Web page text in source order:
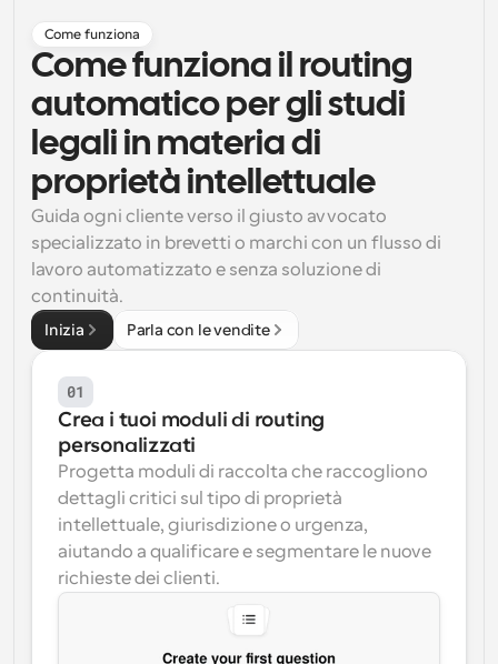
Programmazione potenziata con chiamate
supportate dall'IA
Flussi di lavoro
Automatizzare la pianificazione e i promemoria
Blog
Rimani aggiornato con le ultime notizie e aggiornamenti
Riunioni Instantanee
Incontrare i clienti in pochi minuti
Link di Gruppo Dinamico
Prenota senza sforzo riunioni con più persone
Webhook
Ricevi una notifica quando succede qualcosa
Come funziona
Come funziona il routing
automatico per gli studi
legali in materia di
proprietà intellettuale
Guida ogni cliente verso il giusto avvocato
specializzato in brevetti o marchi con un flusso di
lavoro automatizzato e senza soluzione di
continuità.
Inizia Parla con le vendite
01
Crea i tuoi moduli di routing
personalizzati
Progetta moduli di raccolta che raccogliono
dettagli critici sul tipo di proprietà
intellettuale, giurisdizione o urgenza,
aiutando a qualificare e segmentare le nuove
richieste dei clienti.